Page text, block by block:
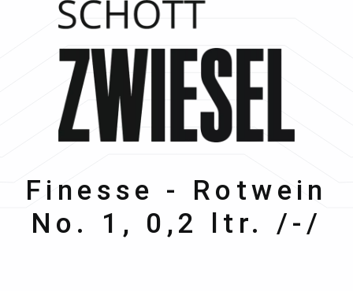
Schott Zwiesel
Finesse - Rotwein
No. 1, 0,2 ltr. /-/